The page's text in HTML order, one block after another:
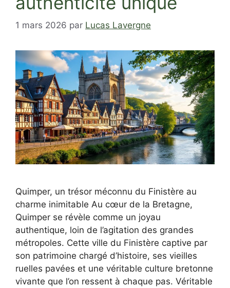
1 mars 2026 par Lucas Lavergne
Quimper, un trésor méconnu du Finistère au
charme inimitable Au cœur de la Bretagne,
Quimper se révèle comme un joyau
authentique, loin de l’agitation des grandes
métropoles. Cette ville du Finistère captive par
son patrimoine chargé d’histoire, ses vieilles
ruelles pavées et une véritable culture bretonne
vivante que l’on ressent à chaque pas. Véritable